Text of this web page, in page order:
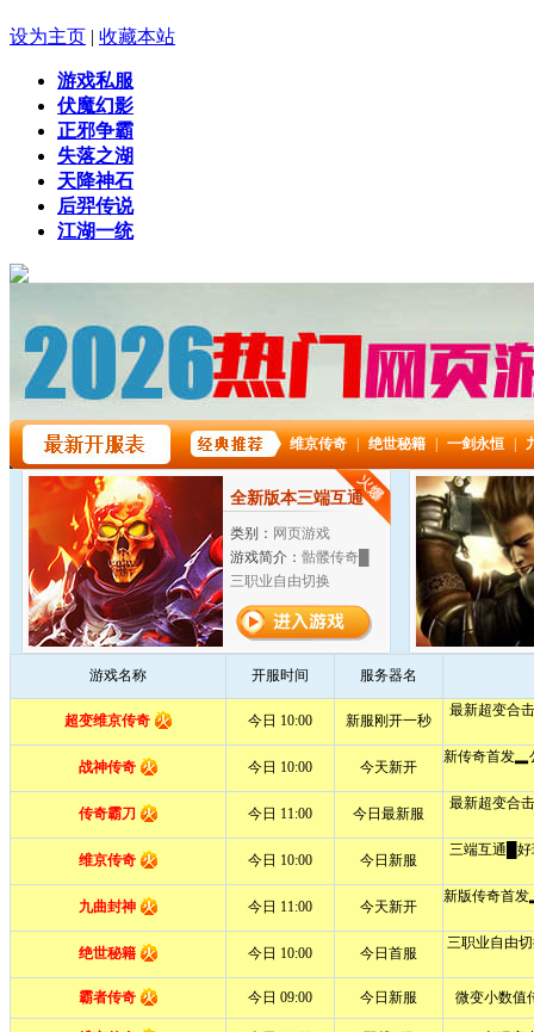
设为主页 | 收藏本站
游戏私服
伏魔幻影
正邪争霸
失落之湖
天降神石
后羿传说
江湖一统